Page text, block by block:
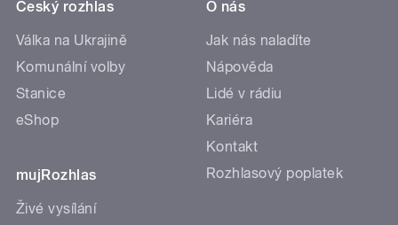
Český rozhlas
Válka na Ukrajině
Komunální volby
Stanice
eShop
mujRozhlas
Živé vysílání
O nás
Jak nás naladíte
Nápověda
Lidé v rádiu
Kariéra
Kontakt
Rozhlasový poplatek